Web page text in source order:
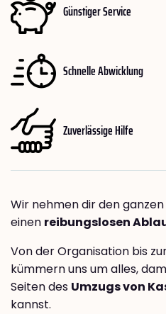
Günstiger Service
Schnelle Abwicklung
Zuverlässige Hilfe
Wir nehmen dir den
einen reibungslosen
Von der Organisation bis
kümmern uns um alles,
Seiten des Umzugs von
kannst.